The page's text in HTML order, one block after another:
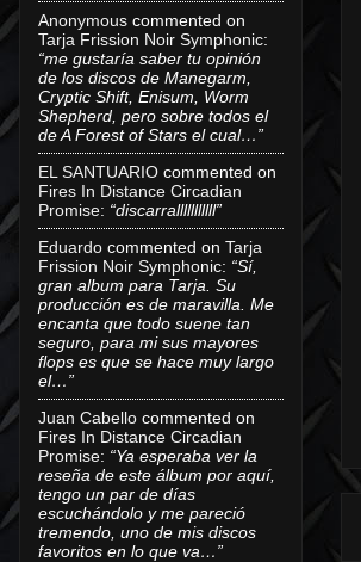
Anonymous commented on
Tarja Frission Noir Symphonic:
“me gustaría saber tu opinión
de los discos de Manegarm,
Cryptic Shift, Enisum, Worm
Shepherd, pero sobre todos el
de A Forest of Stars el cual…”
EL SANTUARIO commented on
Fires In Distance Circadian
Promise: “discarralllllllllll”
Eduardo commented on Tarja
Frission Noir Symphonic: “Sí,
gran album para Tarja. Su
producción es de maravilla. Me
encanta que todo suene tan
seguro, para mi sus mayores
flops es que se hace muy largo
el…”
Juan Cabello commented on
Fires In Distance Circadian
Promise: “Ya esperaba ver la
reseña de este álbum por aquí,
tengo un par de días
escuchándolo y me pareció
tremendo, uno de mis discos
favoritos en lo que va…”